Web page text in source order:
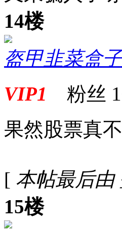
14楼
盔甲韭菜盒子
VIP1 粉丝
果然股票真
[ 本帖最后由
15楼